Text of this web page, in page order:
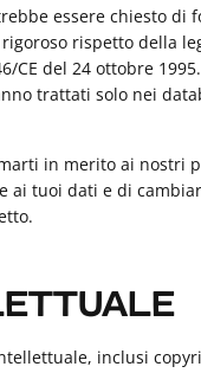
essere chiesto
rispetto della
CE del 24 ottobre
trattati solo nei
in merito ai nostri
tuoi dati e di
inclusi